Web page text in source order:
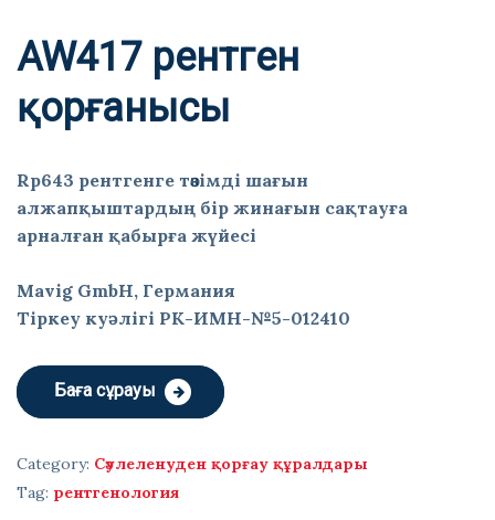
AW417 рентген
қорғанысы
Rp643 рентгенге төзімді шағын
алжапқыштардың бір жинағын сақтауға
арналған қабырға жүйесі
Mavig GmbH, Германия
Тіркеу куәлігі РК-ИМН-№5-012410
Баға сұрауы
Category: Сәулеленуден қорғау құралдары
Tag: рентгенология